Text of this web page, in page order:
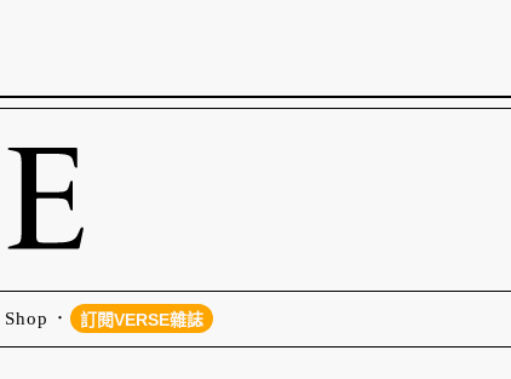
訂閱VERSE雜誌